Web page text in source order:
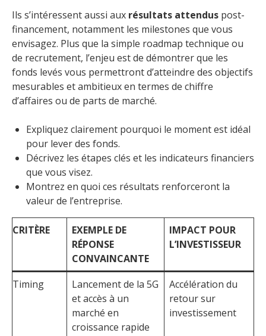
Ils s’intéressent aussi aux résultats attendus post-
financement, notamment les milestones que vous
envisagez. Plus que la simple roadmap technique ou
de recrutement, l’enjeu est de démontrer que les
fonds levés vous permettront d’atteindre des objectifs
mesurables et ambitieux en termes de chiffre
d’affaires ou de parts de marché.
Expliquez clairement pourquoi le moment est idéal
pour lever des fonds.
Décrivez les étapes clés et les indicateurs financiers
que vous visez.
Montrez en quoi ces résultats renforceront la
valeur de l’entreprise.
CRITÈRE
EXEMPLE DE
RÉPONSE
CONVAINCANTE
IMPACT POUR
L’INVESTISSEUR
Timing
Lancement de la 5G
et accès à un
marché en
croissance rapide
Accélération du
retour sur
investissement